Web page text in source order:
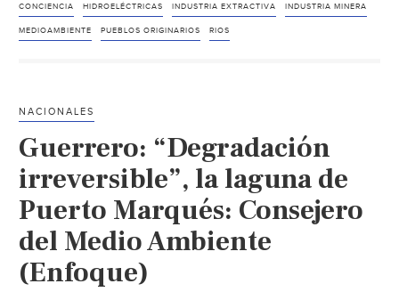
conflictos
futuros
la
defensa
del
territorio
(Chiapas
paralelo)
CONCIENCIA HIDROELÉCTRICAS INDUSTRIA EXTRACTIVA INDUSTRIA MINERA
MEDIOAMBIENTE PUEBLOS ORIGINARIOS RIOS
NACIONALES
Guerrero: “Degradación
irreversible”, la laguna de
Puerto Marqués: Consejero
del Medio Ambiente
(Enfoque)